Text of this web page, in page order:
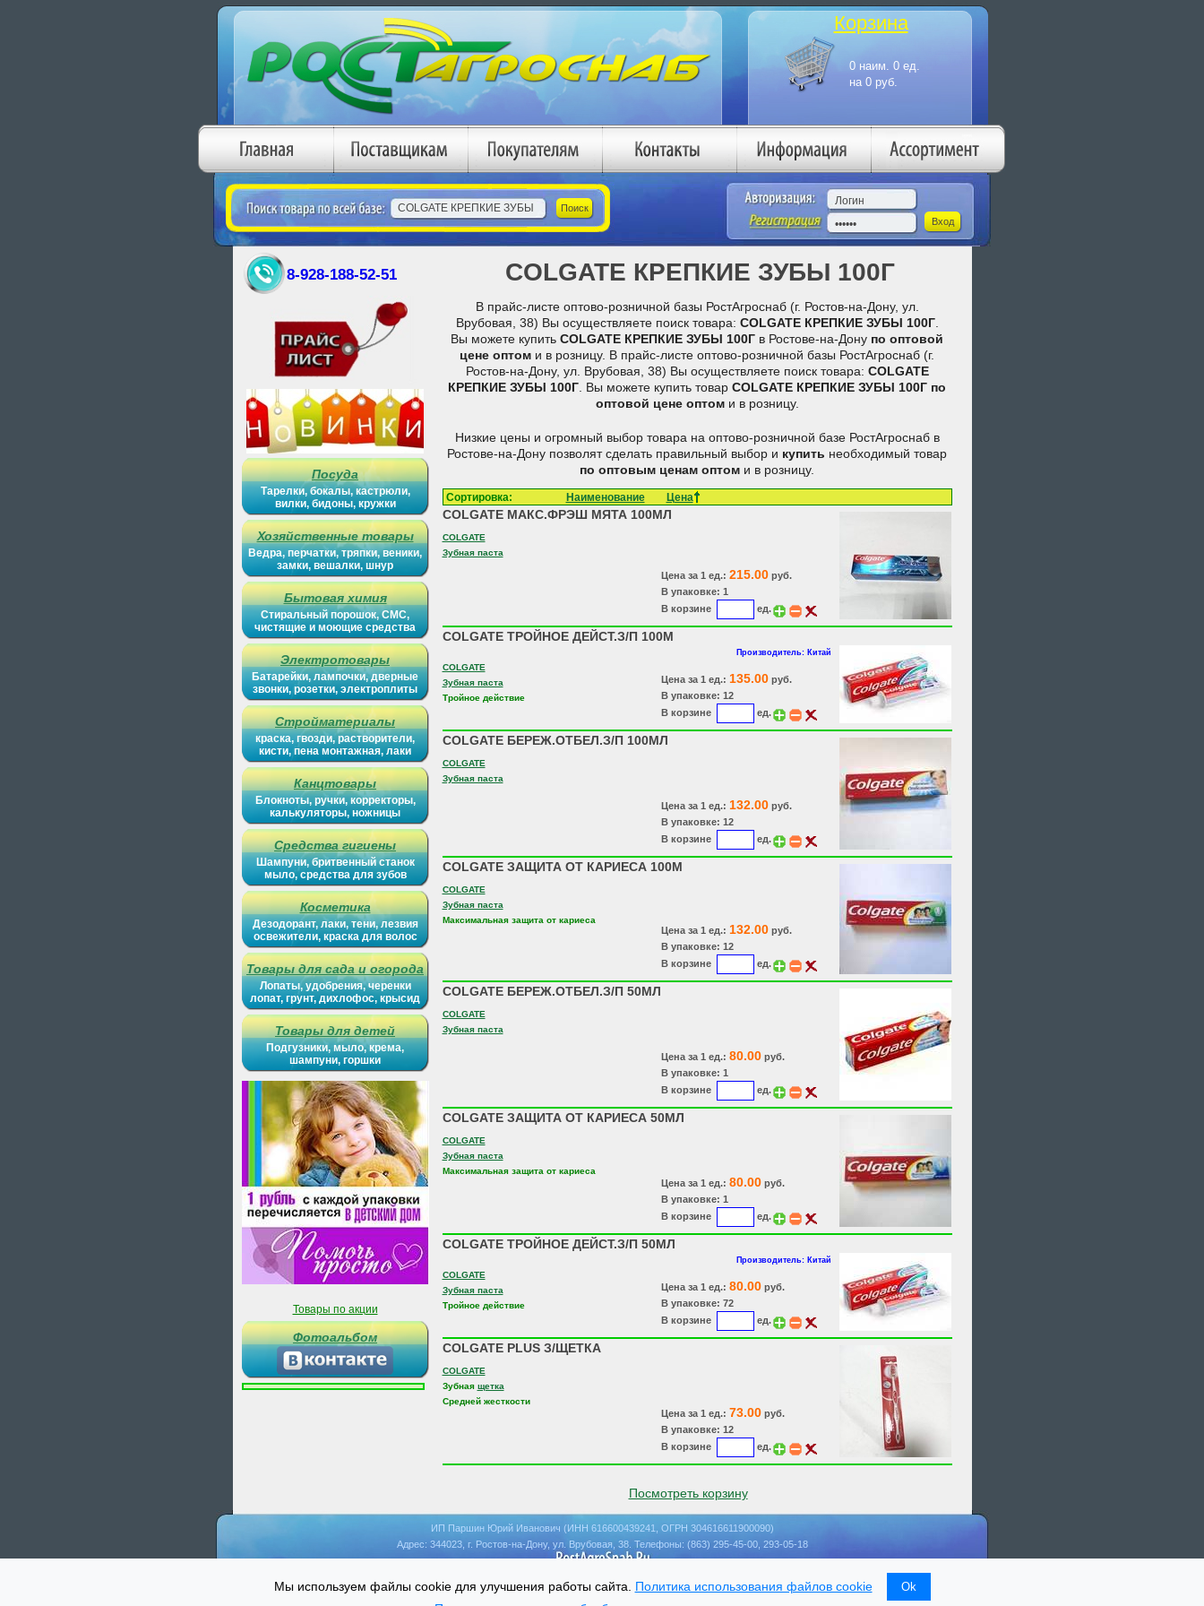
Корзина
8-928-188-52-51
Посуда
Тарелки, бокалы, кастрюли,
вилки, бидоны, кружки
Хозяйственные товары
Ведра, перчатки, тряпки, веники,
замки, вешалки, шнур
Бытовая химия
Стиральный порошок, СМС,
чистящие и моющие средства
Электротовары
Батарейки, лампочки, дверные
звонки, розетки, электроплиты
Стройматериалы
краска, гвозди, растворители,
кисти, пена монтажная, лаки
Канцтовары
Блокноты, ручки, корректоры,
калькуляторы, ножницы
Средства гигиены
Шампуни, бритвенный станок
мыло, средства для зубов
Косметика
Дезодорант, лаки, тени, лезвия
освежители, краска для волос
Товары для сада и огорода
Лопаты, удобрения, черенки
лопат, грунт, дихлофос, крысид
Товары для детей
Подгузники, мыло, крема,
шампуни, горшки
Товары по акции
Фотоальбом
COLGATE КРЕПКИЕ ЗУБЫ 100Г
В прайс-листе оптово-розничной базы РостАгроснаб (г. Ростов-на-Дону, ул.
Врубовая, 38) Вы осуществляете поиск товара: COLGATE КРЕПКИЕ ЗУБЫ 100Г.
Вы можете купить COLGATE КРЕПКИЕ ЗУБЫ 100Г в Ростове-на-Дону по оптовой
цене оптом и в розницу. В прайс-листе оптово-розничной базы РостАгроснаб (г.
Ростов-на-Дону, ул. Врубовая, 38) Вы осуществляете поиск товара: COLGATE
КРЕПКИЕ ЗУБЫ 100Г . Вы можете купить товар COLGATE КРЕПКИЕ ЗУБЫ 100Г по
оптовой цене оптоми в розницу.
Низкие цены и огромный выбор товара на оптово-розничной базе РостАгроснаб в
Ростове-на-Дону позволят сделать правильный выбор и купить необходимый товар
по оптовым ценам оптом и в розницу.
Сортировка: Наименование Цена
COLGATE МАКС.ФРЭШ МЯТА 100МЛ
COLGATE
Зубная паста
Цена за 1 ед.: 215.00руб.
В упаковке: 1
В корзине
ед.
COLGATE ТРОЙНОЕ ДЕЙСТ.З/П 100М
Производитель: Китай
COLGATE
Зубная паста
Тройное действие
Цена за 1 ед.: 135.00руб.
В упаковке: 12
В корзине
ед.
COLGATE БЕРЕЖ.ОТБЕЛ.З/П 100МЛ
COLGATE
Зубная паста
Цена за 1 ед.: 132.00руб.
В упаковке: 12
В корзине
ед.
COLGATE ЗАЩИТА ОТ КАРИЕСА 100М
COLGATE
Зубная паста
Максимальная защита от кариеса
Цена за 1 ед.: 132.00руб.
В упаковке: 12
В корзине
ед.
COLGATE БЕРЕЖ.ОТБЕЛ.З/П 50МЛ
COLGATE
Зубная паста
Цена за 1 ед.: 80.00руб.
В упаковке: 1
В корзине
ед.
COLGATE ЗАЩИТА ОТ КАРИЕСА 50МЛ
COLGATE
Зубная паста
Максимальная защита от кариеса
Цена за 1 ед.: 80.00руб.
В упаковке: 1
В корзине
ед.
COLGATE ТРОЙНОЕ ДЕЙСТ.З/П 50МЛ
Производитель: Китай
COLGATE
Зубная паста
Тройное действие
Цена за 1 ед.: 80.00руб.
В упаковке: 72
В корзине
ед.
COLGATE PLUS З/ЩЕТКА
COLGATE
Зубная щетка
Средней жесткости
Цена за 1 ед.: 73.00руб.
В упаковке: 12
В корзине
ед.
Посмотреть корзину
ИП Паршин Юрий Иванович (ИНН 616600439241, ОГРН 304616611900090)
Адрес: 344023, г. Ростов-на-Дону, ул. Врубовая, 38. Телефоны: (863) 295-45-00, 293-05-18
Мы используем файлы cookie для улучшения работы сайта. Политика использования файлов cookie Ok